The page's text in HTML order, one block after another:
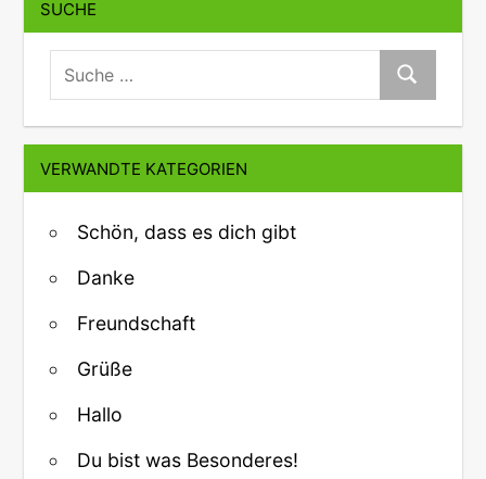
SUCHE
suche:
Suche
VERWANDTE KATEGORIEN
Schön, dass es dich gibt
Danke
Freundschaft
Grüße
Hallo
Du bist was Besonderes!